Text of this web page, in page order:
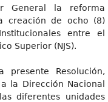
General la reforma
creación de ocho (8)
entre el
Superior (NJS).
presente Resolución,
la Dirección Nacional
diferentes unidades